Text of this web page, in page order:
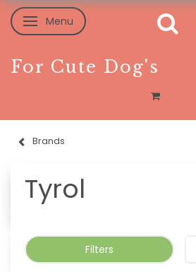
Toggle navigation
Menu
For Cute Dog's
Brands
Tyrol
Filters